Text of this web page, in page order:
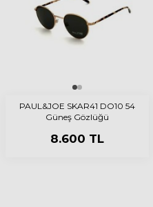
PAUL&JOE SKAR41 DO10 54
Güneş Gözlüğü
8.600 TL